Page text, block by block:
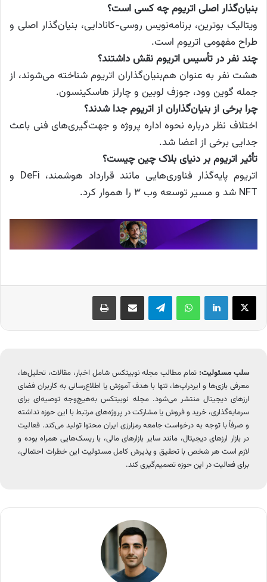
بنیان‌گذار اصلی اتریوم چه کسی است؟
ویتالیک بوترین، برنامه‌نویس روسی-کانادایی، بنیان‌گذار اصلی و
طراح مفهومی اتریوم است.
چند نفر در تأسیس اتریوم نقش داشتند؟
هشت نفر به عنوان هم‌بنیان‌گذاران اتریوم شناخته می‌شوند، از
جمله گوین وود، جوزف لوبین و چارلز هاسکینسون.
چرا برخی از بنیان‌گذاران از اتریوم جدا شدند؟
اختلاف نظر درباره نحوه اداره پروژه و جهت‌گیری‌های فنی باعث
جدایی برخی از اعضا شد.
تأثیر اتریوم بر دنیای بلاک چین چیست؟
اتریوم پایه‌گذار فناوری‌هایی مانند قرارداد هوشمند، DeFi و
NFT شد و مسیر توسعه وب ۳ را هموار کرد.
X لینکدین واتس آپ تلگرام اشتراک گذاری از طریق ایمیل چاپ
سلب مسئولیت: تمام مطالب مجله نوبیتکس شامل اخبار، مقالات، تحلیل‌ها،
معرفی بازی‌ها و ایردراپ‌ها، تنها با هدف آموزش یا اطلاع‌رسانی به کاربران فضای
ارزهای دیجیتال منتشر می‌شود. مجله نوبیتکس به‌هیچ‌وجه توصیه‌ای برای
سرمایه‌گذاری، خرید و فروش یا مشارکت در پروژه‌های مرتبط با این حوزه نداشته
و صرفاً با توجه به درخواست جامعه رمزارزی ایران محتوا تولید می‌کند. فعالیت
در بازار ارزهای دیجیتال، مانند سایر بازارهای مالی، با ریسک‌هایی همراه بوده و
لازم است هر شخص با تحقیق و پذیرش کامل مسئولیت این خطرات احتمالی،
برای فعالیت در این حوزه تصمیم‌گیری کند.